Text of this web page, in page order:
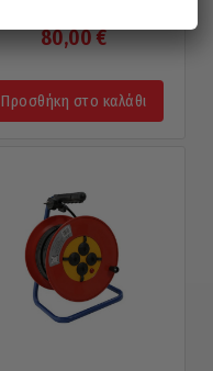
80,00€
Προσθήκη στο καλάθι